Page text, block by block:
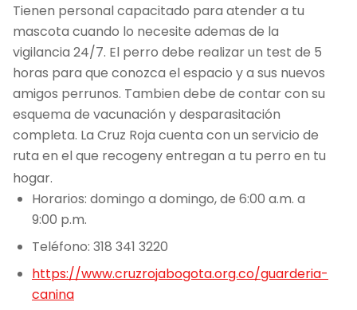
Tienen personal capacitado para atender a tu
mascota cuando lo necesite ademas de la
vigilancia 24/7. El perro debe realizar un test de 5
horas para que conozca el espacio y a sus nuevos
amigos perrunos. Tambien debe de contar con su
esquema de vacunación y desparasitación
completa. La Cruz Roja cuenta con un servicio de
ruta en el que recogeny entregan a tu perro en tu
hogar.
Horarios:​​ domingo a domingo, de 6:00 a.m. a
9:00 p.m.
Teléfono: 318 341 3220
https://www.cruzrojabogota.org.co/guarderia-
canina